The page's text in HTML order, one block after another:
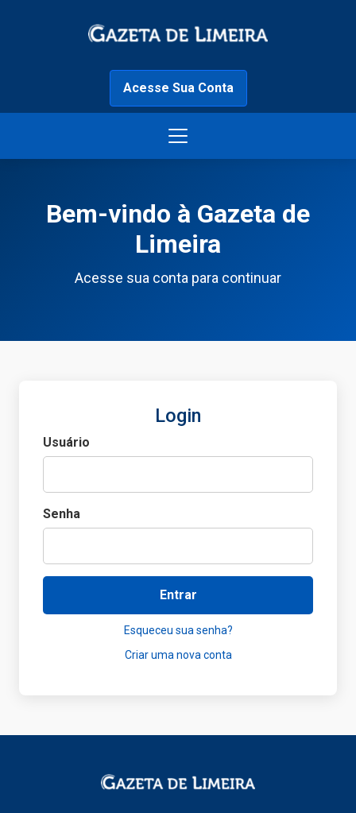
Acesse Sua Conta
Bem-vindo à Gazeta de
Limeira
Acesse sua conta para continuar
Login
Usuário
Senha
Entrar
Esqueceu sua senha?
Criar uma nova conta